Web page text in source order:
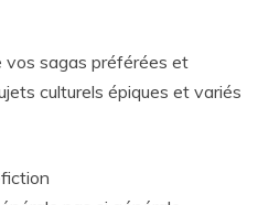
vos sagas préférées et
culturels épiques et variés